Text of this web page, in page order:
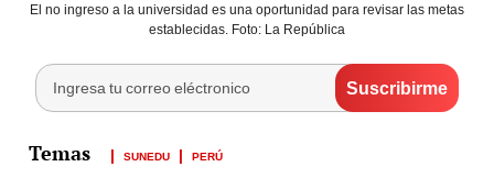
El no ingreso a la universidad es una oportunidad para revisar las metas
establecidas. Foto: La República
SUNEDU PERÚ